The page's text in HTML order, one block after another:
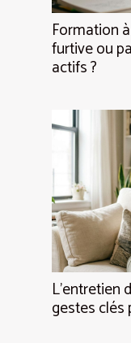
Formation
furtive ou
actifs ?
L’entretien
gestes clés